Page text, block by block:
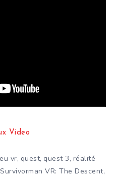
Video
vr, quest, quest 3, réalité
Survivorman VR: The Descent,